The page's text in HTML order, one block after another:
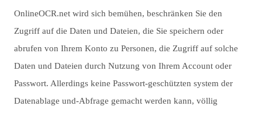
OnlineOCR.net wird sich bemühen, beschränken Sie den
Zugriff auf die Daten und Dateien, die Sie speichern oder
abrufen von Ihrem Konto zu Personen, die Zugriff auf solche
Daten und Dateien durch Nutzung von Ihrem Account oder
Passwort. Allerdings keine Passwort-geschützten system der
Datenablage und-Abfrage gemacht werden kann, völlig